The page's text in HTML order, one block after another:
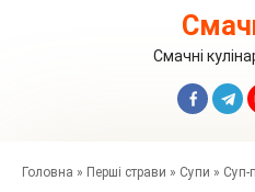
Смачні
Головна » Перші страви » Супи » Суп-